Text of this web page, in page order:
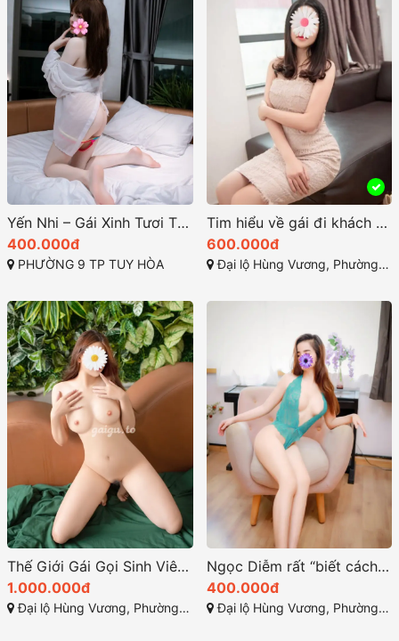
Yến Nhi – Gái Xinh Tươi Thơm Ngọt, Làm Tình Đủ Tư Thế, Chiều Anh Hết Nấc
400.000đ
PHƯỜNG 9 TP TUY HÒA
Tim hiểu về gái đi khách Tuy Hòa gái gọi tại phú yên
600.000đ
Đại lộ Hùng Vương, Phường 9, Tuy Hòa, Phú Yên
Thế Giới Gái Gọi Sinh Viên Tuy Hòa Tại Phú Yên
1.000.000đ
Đại lộ Hùng Vương, Phường 9, Tuy Hòa, Phú Yên
Ngọc Diễm rất “biết cách làm tình”
400.000đ
Đại lộ Hùng Vương, Phường 9, Tuy Hòa, Phú Yên